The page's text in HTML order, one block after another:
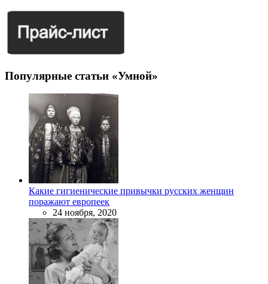
Популярные статьи «Умной»
Какие гигиенические привычки русских женщин
поражают европеек
24 ноября, 2020